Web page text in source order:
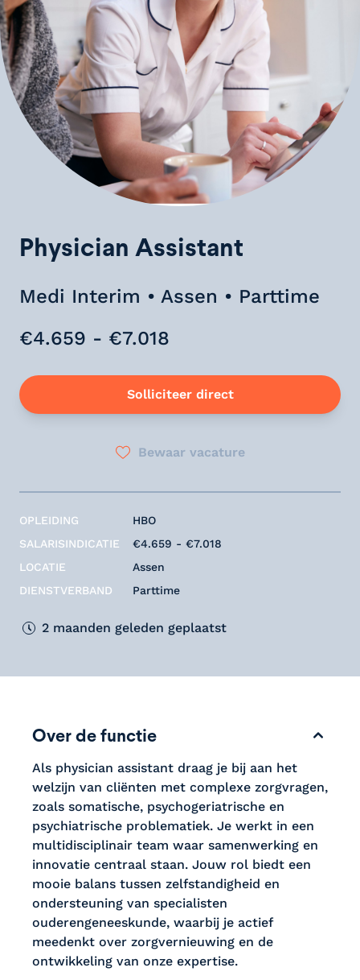
Physician Assistant
Medi Interim • Assen • Parttime
€4.659 - €7.018
Solliciteer direct
Bewaar vacature
OPLEIDING
SALARISINDICATIE
LOCATIE
DIENSTVERBAND
HBO
€4.659 - €7.018
Assen
Parttime
2 maanden geleden geplaatst
Over de functie
Als physician assistant draag je bij aan het
welzijn van cliënten met complexe zorgvragen,
zoals somatische, psychogeriatrische en
psychiatrische problematiek. Je werkt in een
multidisciplinair team waar samenwerking en
innovatie centraal staan. Jouw rol biedt een
mooie balans tussen zelfstandigheid en
ondersteuning van specialisten
ouderengeneeskunde, waarbij je actief
meedenkt over zorgvernieuwing en de
ontwikkeling van onze expertise.